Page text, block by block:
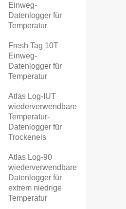
Einweg-
Datenlogger für
Temperatur
Fresh Tag 10T
Einweg-
Datenlogger für
Temperatur
Atlas Log-IUT
wiederverwendbarer
Temperatur-
Datenlogger für
Trockeneis
Atlas Log-90
wiederverwendbarer
Datenlogger für
extrem niedrige
Temperatur